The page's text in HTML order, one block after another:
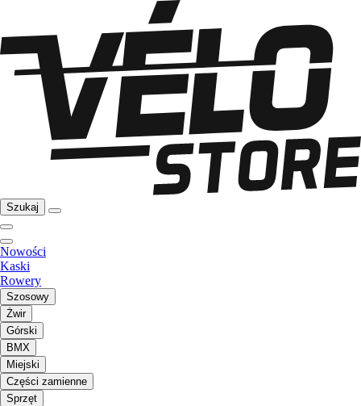
Szukaj
Nowości
Kaski
Rowery
Szosowy
Żwir
Górski
BMX
Miejski
Części zamienne
Sprzęt